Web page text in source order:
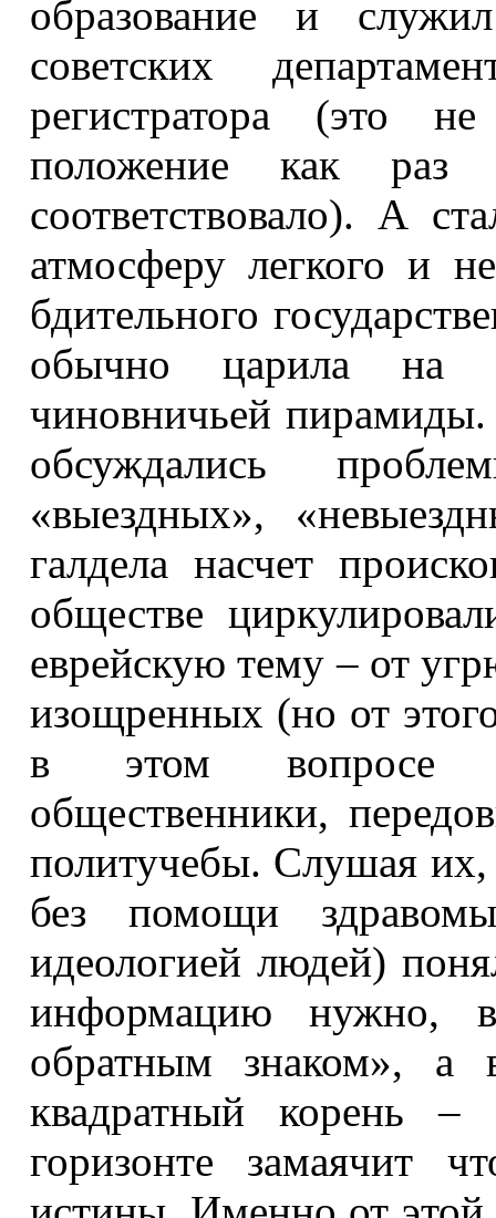
образование и
советских
регистратора (это
положение как
соответствовало). А
атмосферу легкого и
бдительного
обычно царила на
чиновничьей пирамиды.
обсуждались
«выездных»,
галдела насчет
обществе
еврейскую тему – от
изощренных (но от
в этом вопросе
общественники,
политучебы. Слушая их,
без помощи
идеологией людей)
информацию нужно,
обратным знаком», а
квадратный корень
горизонте замаячит